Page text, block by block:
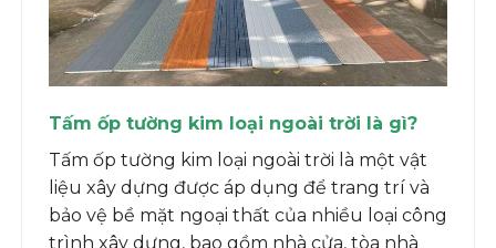
Tấm ốp tường kim loại ngoài trời là gì?
Tấm ốp tường kim loại ngoài trời là một vật
liệu xây dựng được áp dụng để trang trí và
bảo vệ bề mặt ngoại thất của nhiều loại công
trình xây dựng, bao gồm nhà cửa, tòa nhà